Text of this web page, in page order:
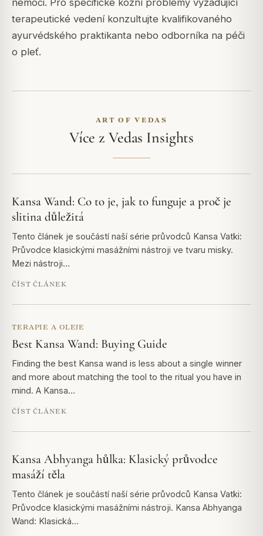
nemoci. Pro specifické kožní problémy vyžadující
terapeutické vedení konzultujte kvalifikovaného
ayurvédského praktikanta nebo odborníka na péči
o pleť.
ART OF VEDAS
Více z Vedas Insights
Kansa Wand: Co to je, jak to funguje a proč je
slitina důležitá
Tento článek je součástí naší série průvodců Kansa Vatki:
Průvodce klasickými masážními nástroji ve tvaru misky.
Mezi nástroji…
ČÍST ČLÁNEK
TERAPIE A OLEJE
Best Kansa Wand: Buying Guide
Finding the best Kansa wand is less about a single winner
and more about matching the tool to the ritual you have in
mind. A Kansa…
ČÍST ČLÁNEK
Kansa Abhyanga hůlka: Klasický průvodce
masáží těla
Tento článek je součástí naší série průvodců Kansa Vatki:
Průvodce klasickými masážními nástroji. Kansa Abhyanga
Wand: Klasická…